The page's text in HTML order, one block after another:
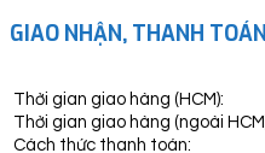
GIAO NHẬN, THANH
Thời gian giao hàng (HCM):
Thời gian giao hàng (ngoài
Cách thức thanh toán: